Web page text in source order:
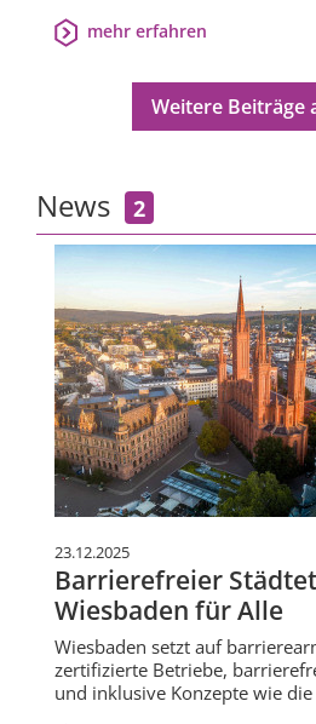
mehr erfahren
Weitere Beiträge
News 2
23.12.2025
Barrierefreier
Wiesbaden für Alle
Wiesbaden setzt auf
zertifizierte Betriebe,
und inklusive Konzepte wie die